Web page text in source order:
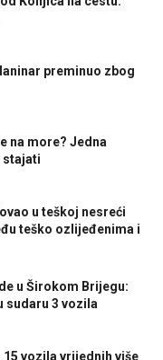
preminuo zbog
na more? Jedna
stajati
u teškoj nesreći
teško ozlijeđenima i
u Širokom Brijegu:
sudaru 3 vozila
15 vozila vrijednih više